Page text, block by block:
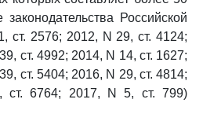
Российской
ст. 2576; 2012, N 29, ст. 4124;
ст. 4992; 2014, N 14, ст. 1627;
ст. 5404; 2016, N 29, ст. 4814;
ст. 6764; 2017, N 5, ст. 799)